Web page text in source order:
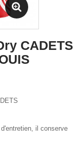
CADETS
il conserve